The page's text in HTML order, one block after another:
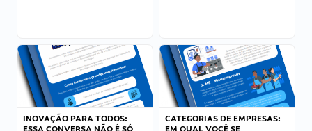
INOVAÇÃO PARA TODOS:
CATEGORIAS DE EMPRESAS: